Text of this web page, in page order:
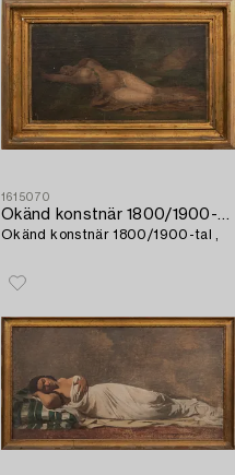
1615070
Okänd konstnär 1800/1900-tal
Okänd konstnär 1800/1900-tal ,